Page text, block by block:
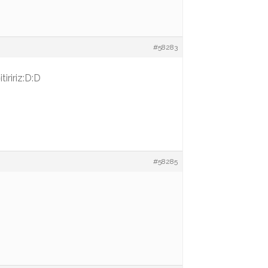
#58283
#58285